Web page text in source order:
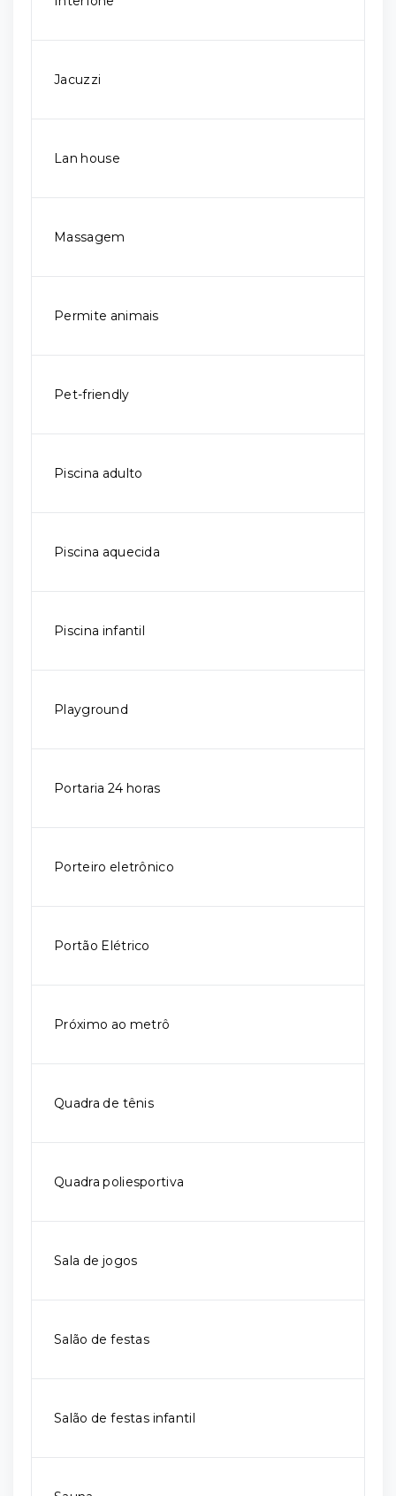
Jacuzzi
Lan house
Massagem
Permite animais
Pet-friendly
Piscina adulto
Piscina aquecida
Piscina infantil
Playground
Portaria 24 horas
Porteiro eletrônico
Portão Elétrico
Próximo ao metrô
Quadra de tênis
Quadra poliesportiva
Sala de jogos
Salão de festas
Salão de festas infantil